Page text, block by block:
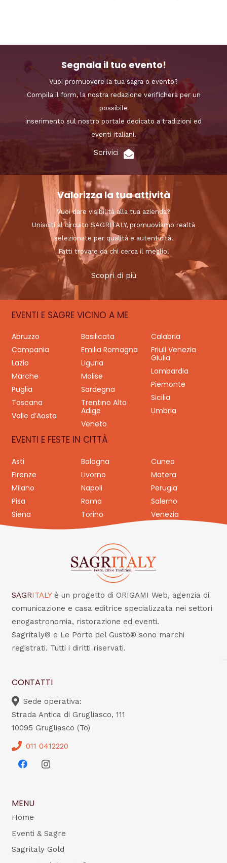
Segnala il tuo evento!
Vuoi promuovere la tua sagra o evento?
Compila il form, la nostra redazione verificherà per un
possibile
inserimento sul nostro portale dedicato a tradizioni ed
eventi italiani.
Scrivici
Valorizza la tua attività
Vuoi dare visibilità alla tua azienda?
Unisciti al circuito SAGRITALY, promuoviamo realtà
selezionate per qualità e autenticità.
Fatti trovare da chi cerca il meglio!
Scopri di più
EVENTI E SAGRE VICINO A ME
Abruzzo Basilicata
Calabria
Campania
Emilia Romagna
Friuli Venezia
Giulia
Lazio
Liguria
Lombardia
Marche
Molise
Piemonte
Puglia
Sardegna
Sicilia
Toscana
Trentino Alto
Adige
Umbria
Valle d’Aosta
Veneto
EVENTI E FESTE IN CITTÀ
Asti Bologna
Cuneo
Firenze
Livorno
Matera
Milano
Napoli
Perugia
Pisa
Roma
Salerno
Siena
Torino Venezia
SAGRITALY è un progetto di ORIGAMI Web, agenzia di
comunicazione e casa editrice specializzata nei settori
enogastronomia, ristorazione ed eventi.
Sagritaly® e Le Porte del Gusto® sono marchi
registrati. Tutti i diritti riservati.
CONTATTI
Sede operativa:
Strada Antica di Grugliasco, 111
10095 Grugliasco (To)
011 0412220
MENU
Home
Eventi & Sagre
Sagritaly Gold